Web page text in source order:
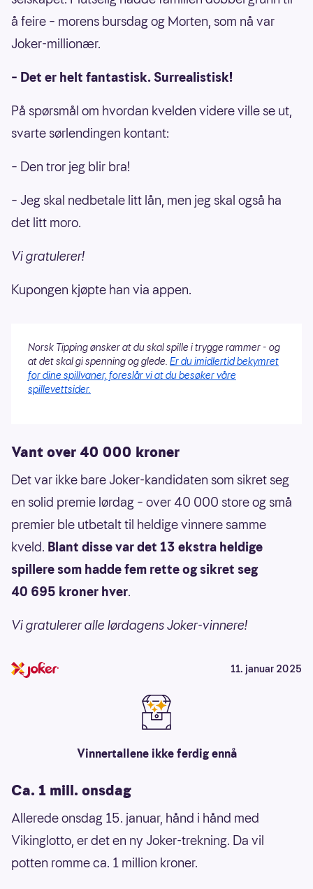
å feire – morens bursdag og Morten, som nå var
Joker-millionær.
– Det er helt fantastisk. Surrealistisk!
På spørsmål om hvordan kvelden videre ville se ut,
svarte sørlendingen kontant:
– Den tror jeg blir bra!
– Jeg skal nedbetale litt lån, men jeg skal også ha
det litt moro.
Vi gratulerer!
Kupongen kjøpte han via appen.
Norsk Tipping ønsker at du skal spille i trygge rammer - og
at det skal gi spenning og glede. Er du imidlertid bekymret
for dine spillvaner, foreslår vi at du besøker våre
spillevettsider.
Vant over 40 000 kroner
Det var ikke bare Joker-kandidaten som sikret seg
en solid premie lørdag – over 40 000 store og små
premier ble utbetalt til heldige vinnere samme
kveld. Blant disse var det 13 ekstra heldige
spillere som hadde fem rette og sikret seg
40 695 kroner hver.
Vi gratulerer alle lørdagens Joker-vinnere!
11. januar 2025
Vinnertallene ikke ferdig ennå
Ca. 1 mill. onsdag
Allerede onsdag 15. januar, hånd i hånd med
Vikinglotto, er det en ny Joker-trekning. Da vil
potten romme ca. 1 million kroner.